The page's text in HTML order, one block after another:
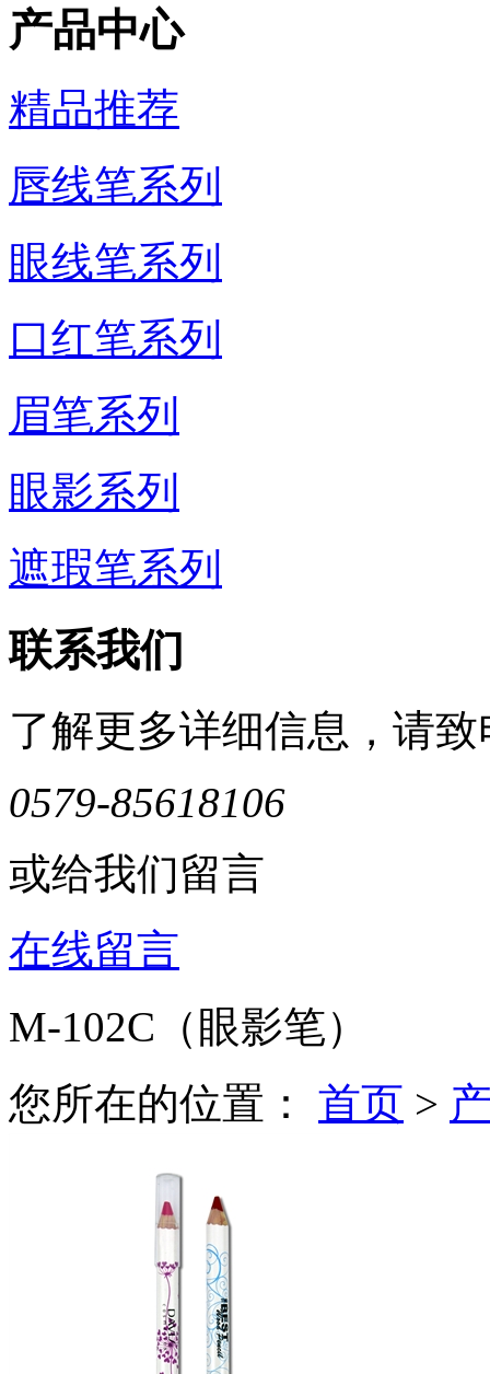
产品中心
精品推荐
唇线笔系列
眼线笔系列
口红笔系列
眉笔系列
眼影系列
遮瑕笔系列
联系我们
了解更多详细信息，请致
0579-85618106
或给我们留言
在线留言
M-102C（眼影笔）
您所在的位置： 首页 >